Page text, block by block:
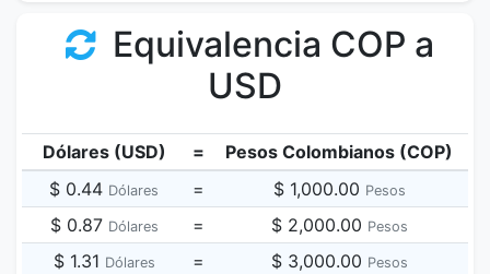
Equivalencia COP a
USD
Dólares (USD) =
Pesos Colombianos (COP)
$ 0.44 Dólares = $ 1,000.00 Pesos
$ 0.87 Dólares = $ 2,000.00 Pesos
$ 1.31 Dólares = $ 3,000.00 Pesos